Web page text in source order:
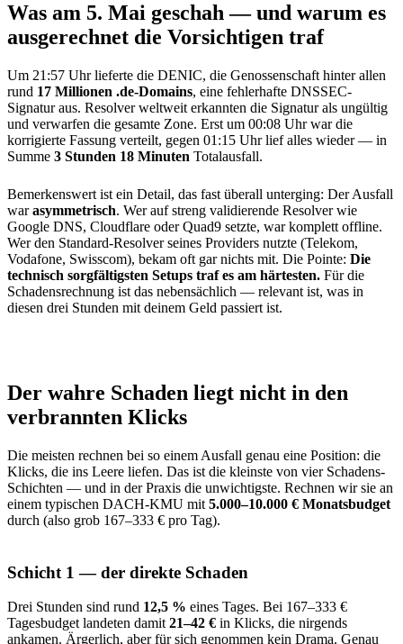
Was am 5. Mai geschah — und warum es
ausgerechnet die Vorsichtigen traf
Um 21:57 Uhr lieferte die DENIC, die Genossenschaft hinter allen
rund 17 Millionen .de-Domains, eine fehlerhafte DNSSEC-
Signatur aus. Resolver weltweit erkannten die Signatur als ungültig
und verwarfen die gesamte Zone. Erst um 00:08 Uhr war die
korrigierte Fassung verteilt, gegen 01:15 Uhr lief alles wieder — in
Summe 3 Stunden 18 Minuten Totalausfall.
Bemerkenswert ist ein Detail, das fast überall unterging: Der Ausfall
warasymmetrisch. Wer auf streng validierende Resolver wie
Google DNS, Cloudflare oder Quad9 setzte, war komplett offline.
Wer den Standard-Resolver seines Providers nutzte (Telekom,
Vodafone, Swisscom), bekam oft gar nichts mit. Die Pointe: Die
technisch sorgfältigsten Setups traf es am härtesten. Für die
Schadensrechnung ist das nebensächlich — relevant ist, was in
diesen drei Stunden mit deinem Geld passiert ist.
Der wahre Schaden liegt nicht in den
verbrannten Klicks
Die meisten rechnen bei so einem Ausfall genau eine Position: die
Klicks, die ins Leere liefen. Das ist die kleinste von vier Schadens-
Schichten — und in der Praxis die unwichtigste. Rechnen wir sie an
einem typischen DACH-KMU mit 5.000–10.000 € Monatsbudget
durch (also grob 167–333 € pro Tag).
Schicht 1 — der direkte Schaden
Drei Stunden sind rund 12,5 % eines Tages. Bei 167–333 €
Tagesbudget landeten damit21–42 € in Klicks, die nirgends
ankamen. Ärgerlich, aber für sich genommen kein Drama. Genau